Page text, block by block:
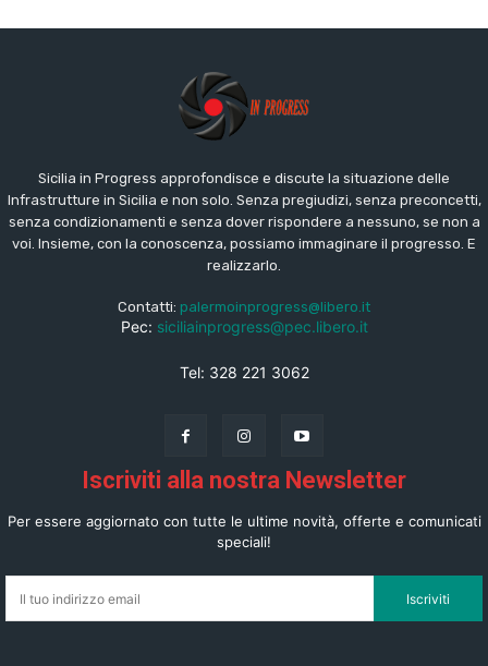
Sicilia in Progress approfondisce e discute la situazione delle
Infrastrutture in Sicilia e non solo. Senza pregiudizi, senza preconcetti,
senza condizionamenti e senza dover rispondere a nessuno, se non a
voi. Insieme, con la conoscenza, possiamo immaginare il progresso. E
realizzarlo.
Contatti: palermoinprogress@libero.it
Pec: siciliainprogress@pec.libero.it
Tel: 328 221 3062
Iscriviti alla nostra Newsletter
Per essere aggiornato con tutte le ultime novità, offerte e comunicati
speciali!
Iscriviti